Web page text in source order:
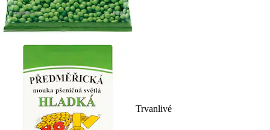
Trvanlivé